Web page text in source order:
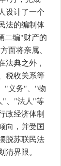
设计了一个
法的编制体
二编"财产的
面将亲属、
法典之外，
税收关系等
"义务"、"物
"、"法人"等
政经济体制
向，并受国
脱苏联民法
清界限。